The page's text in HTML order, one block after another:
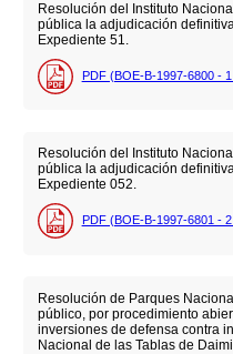
Resolución del Instituto
pública la adjudicación
Expediente 51.
PDF (BOE-B-1997-6800 - 1
Resolución del Instituto
pública la adjudicación
Expediente 052.
PDF (BOE-B-1997-6801 - 2
Resolución de Parques
público, por procedimiento
inversiones de defensa contra
Nacional de las Tablas de